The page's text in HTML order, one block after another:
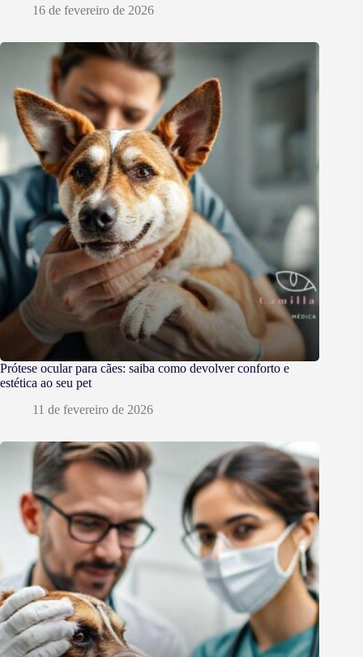
16 de fevereiro de 2026
Prótese ocular para cães: saiba como devolver conforto e
estética ao seu pet
11 de fevereiro de 2026